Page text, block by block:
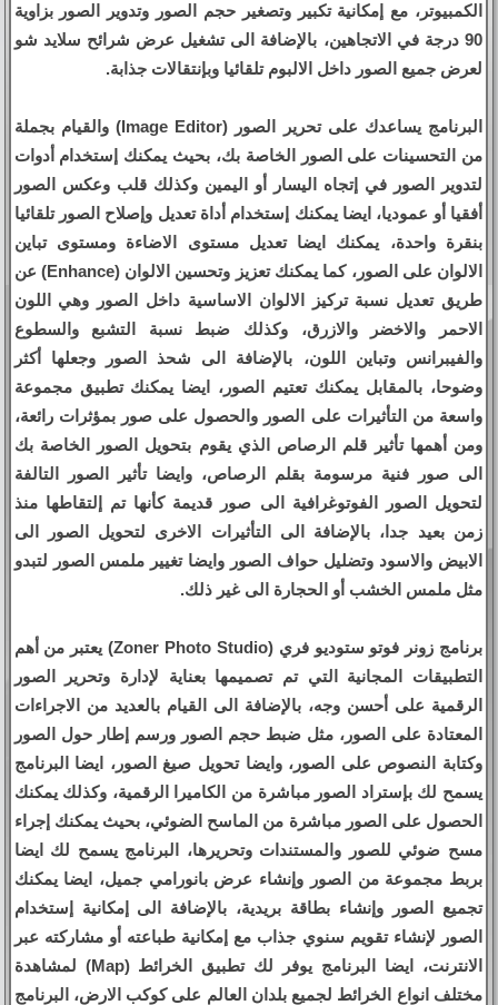
الكمبيوتر، مع إمكانية تكبير وتصغير حجم الصور وتدوير الصور بزاوية
90 درجة في الاتجاهين، بالإضافة الى تشغيل عرض شرائح سلايد شو
لعرض جميع الصور داخل الالبوم تلقائيا وبإنتقالات جذابة.
البرنامج يساعدك على تحرير الصور (Image Editor) والقيام بجملة
من التحسينات على الصور الخاصة بك، بحيث يمكنك إستخدام أدوات
لتدوير الصور في إتجاه اليسار أو اليمين وكذلك قلب وعكس الصور
أفقيا أو عموديا، ايضا يمكنك إستخدام أداة تعديل وإصلاح الصور تلقائيا
بنقرة واحدة، يمكنك ايضا تعديل مستوى الاضاءة ومستوى تباين
الالوان على الصور، كما يمكنك تعزيز وتحسين الالوان (Enhance) عن
طريق تعديل نسبة تركيز الالوان الاساسية داخل الصور وهي اللون
الاحمر والاخضر والازرق، وكذلك ضبط نسبة التشبع والسطوع
والفيبرانس وتباين اللون، بالإضافة الى شحذ الصور وجعلها أكثر
وضوحا، بالمقابل يمكنك تعتيم الصور، ايضا يمكنك تطبيق مجموعة
واسعة من التأثيرات على الصور والحصول على صور بمؤثرات رائعة،
ومن أهمها تأثير قلم الرصاص الذي يقوم بتحويل الصور الخاصة بك
الى صور فنية مرسومة بقلم الرصاص، وايضا تأثير الصور التالفة
لتحويل الصور الفوتوغرافية الى صور قديمة كأنها تم إلتقاطها منذ
زمن بعيد جدا، بالإضافة الى التأثيرات الاخرى لتحويل الصور الى
الابيض والاسود وتضليل حواف الصور وايضا تغيير ملمس الصور لتبدو
مثل ملمس الخشب أو الحجارة الى غير ذلك.
برنامج زونر فوتو ستوديو فري (Zoner Photo Studio) يعتبر من أهم
التطبيقات المجانية التي تم تصميمها بعناية لإدارة وتحرير الصور
الرقمية على أحسن وجه، بالإضافة الى القيام بالعديد من الاجراءات
المعتادة على الصور، مثل ضبط حجم الصور ورسم إطار حول الصور
وكتابة النصوص على الصور، وايضا تحويل صيغ الصور، ايضا البرنامج
يسمح لك بإستراد الصور مباشرة من الكاميرا الرقمية، وكذلك يمكنك
الحصول على الصور مباشرة من الماسح الضوئي، بحيث يمكنك إجراء
مسح ضوئي للصور والمستندات وتحريرها، البرنامج يسمح لك ايضا
بربط مجموعة من الصور وإنشاء عرض بانورامي جميل، ايضا يمكنك
تجميع الصور وإنشاء بطاقة بريدية، بالإضافة الى إمكانية إستخدام
الصور لإنشاء تقويم سنوي جذاب مع إمكانية طباعته أو مشاركته عبر
الانترنت، ايضا البرنامج يوفر لك تطبيق الخرائط (Map) لمشاهدة
مختلف انواع الخرائط لجميع بلدان العالم على كوكب الارض، البرنامج